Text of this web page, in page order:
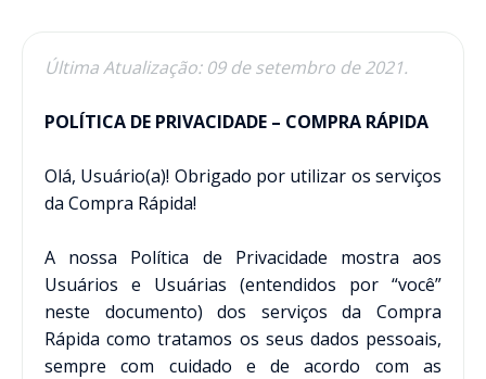
Última Atualização: 09 de setembro de 2021.
POLÍTICA DE PRIVACIDADE – COMPRA RÁPIDA
Olá, Usuário(a)! Obrigado por utilizar os serviços
da Compra Rápida!
A nossa Política de Privacidade mostra aos
Usuários e Usuárias (entendidos por “você”
neste documento) dos serviços da Compra
Rápida como tratamos os seus dados pessoais,
sempre com cuidado e de acordo com as